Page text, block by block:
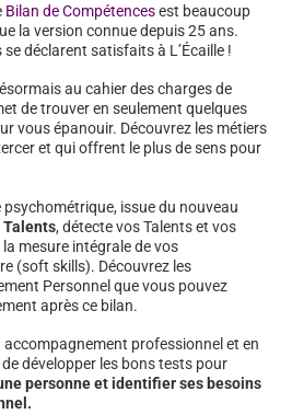
Bilan de Compétencesest beaucoup
la version connue depuis 25 ans.
se déclarent satisfaits à L’Écaille !
au cahier des charges de
de trouver en seulement quelques
vous épanouir. Découvrez les métiers
et qui offrent le plus de sens pour
issue du nouveau
Talents, détecte vos Talents et vos
mesure intégrale de vos
(soft skills). Découvrez les
Personnel que vous pouvez
après ce bilan.
accompagnement professionnel et en
développer les bons tests pour
personne et identifier ses besoins